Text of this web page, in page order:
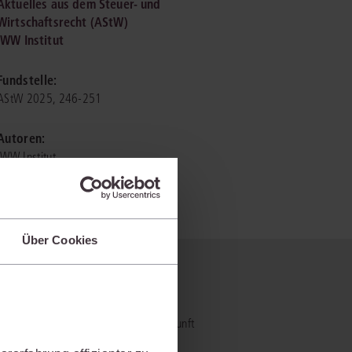
Über Cookies
AKADEMIE
und zertifiziert: Online-
für Fachanwälte
Fachgebieten.
aus dem Steuer- und
(AStW)
Institut
2025, 246-251
Institut
Praxiswissensmanagement der Zukunft
bietet und wie mit juris Ihre